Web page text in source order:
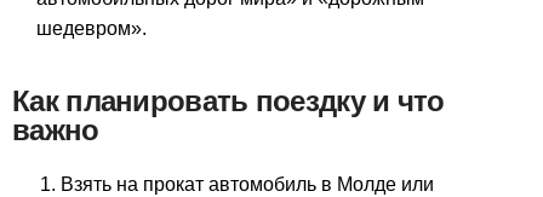
шедевром».
Как планировать поездку и что
важно
Взять на прокат автомобиль в Молде или